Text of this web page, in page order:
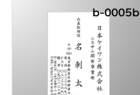
b-0005b